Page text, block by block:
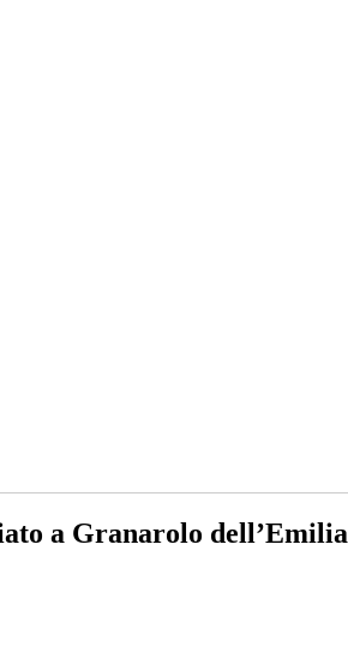
a Granarolo dell’Emilia